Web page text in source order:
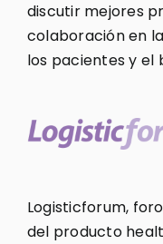
discutir mejores
colaboración en
los pacientes y el
Logisticforum,
del producto